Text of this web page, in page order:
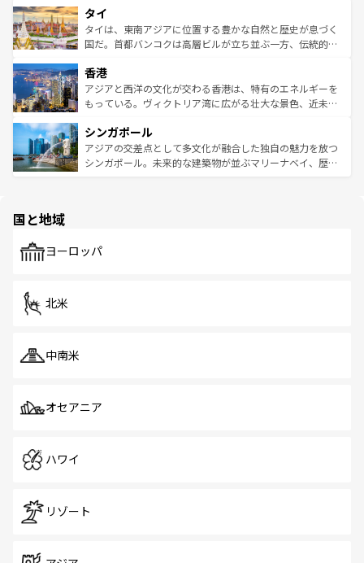
リティに包まれながら、韓国の多彩な魅力を心ゆくまで味
わってみてほしい。 なお、新着の韓国情報はコンテンツ一
覧を参照してほしい。
急速な発展と共に伝統が息づく。ハノイの古い町並みやホ
ーチミン市のフランス統治時代の建物も、独特の雰囲気を
醸し出している。また、バラエティの豊かさとおいしさで
とつ。フォーやバインミー、ベトナムコーヒーなどは、ぜ
ひ現地で味わいたい。どの地域を訪れてもあたたかい人々
が旅行者を迎えてくれるので、きっと忘れられない旅にな
参照してほしい。
タイ
タイは、東南アジアに位置する豊かな自然と歴史が息づく
国だ。首都バンコクは高層ビルが立ち並ぶ一方、伝統的な
の活気が交差している。北部ではチェンマイなどの山岳地
帯で自然と触れ合い、南部ではプーケットやクラビの美し
いビーチでリゾート気分を楽しむことができる。タイ料理
激する。気候は一年中温暖で、どの季節にも異なる楽しみ
が待っている。親しみやすいタイの人々、仏教を中心とし
た文化、そして多様な観光資源が、訪れる旅人を魅了し続
香港
アジアと西洋の文化が交わる香港は、特有のエネルギーを
もっている。ヴィクトリア湾に広がる壮大な景色、近未来
み、どこを訪れても感動するはず。観光スポットが密集し
ており、効率よく見どころを回れるのも魅力。息をのむよ
うな絶景から文化的な体験まで、香港を存分に楽しみ尽く
シンガポール
アジアの交差点として多文化が融合した独自の魅力を放つ
シンガポール。未来的な建築物が並ぶマリーナベイ、歴史
で、ホーカーズは地元の風情を楽しめる外せないスポット
国と地域
ヨーロッパ
北米
中南米
オセアニア
ハワイ
リゾート